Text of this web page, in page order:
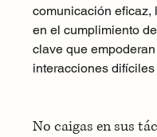
comunicación eficaz,
en el cumplimiento
clave que
interacciones
No caigas en sus